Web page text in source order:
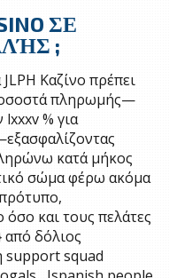
ΣΕ
;
Καζίνο πρέπει
πληρωμής—
% για
κατά μήκος
σώμα φέρω ακόμα
και τους πελάτες
δόλιος
support squad